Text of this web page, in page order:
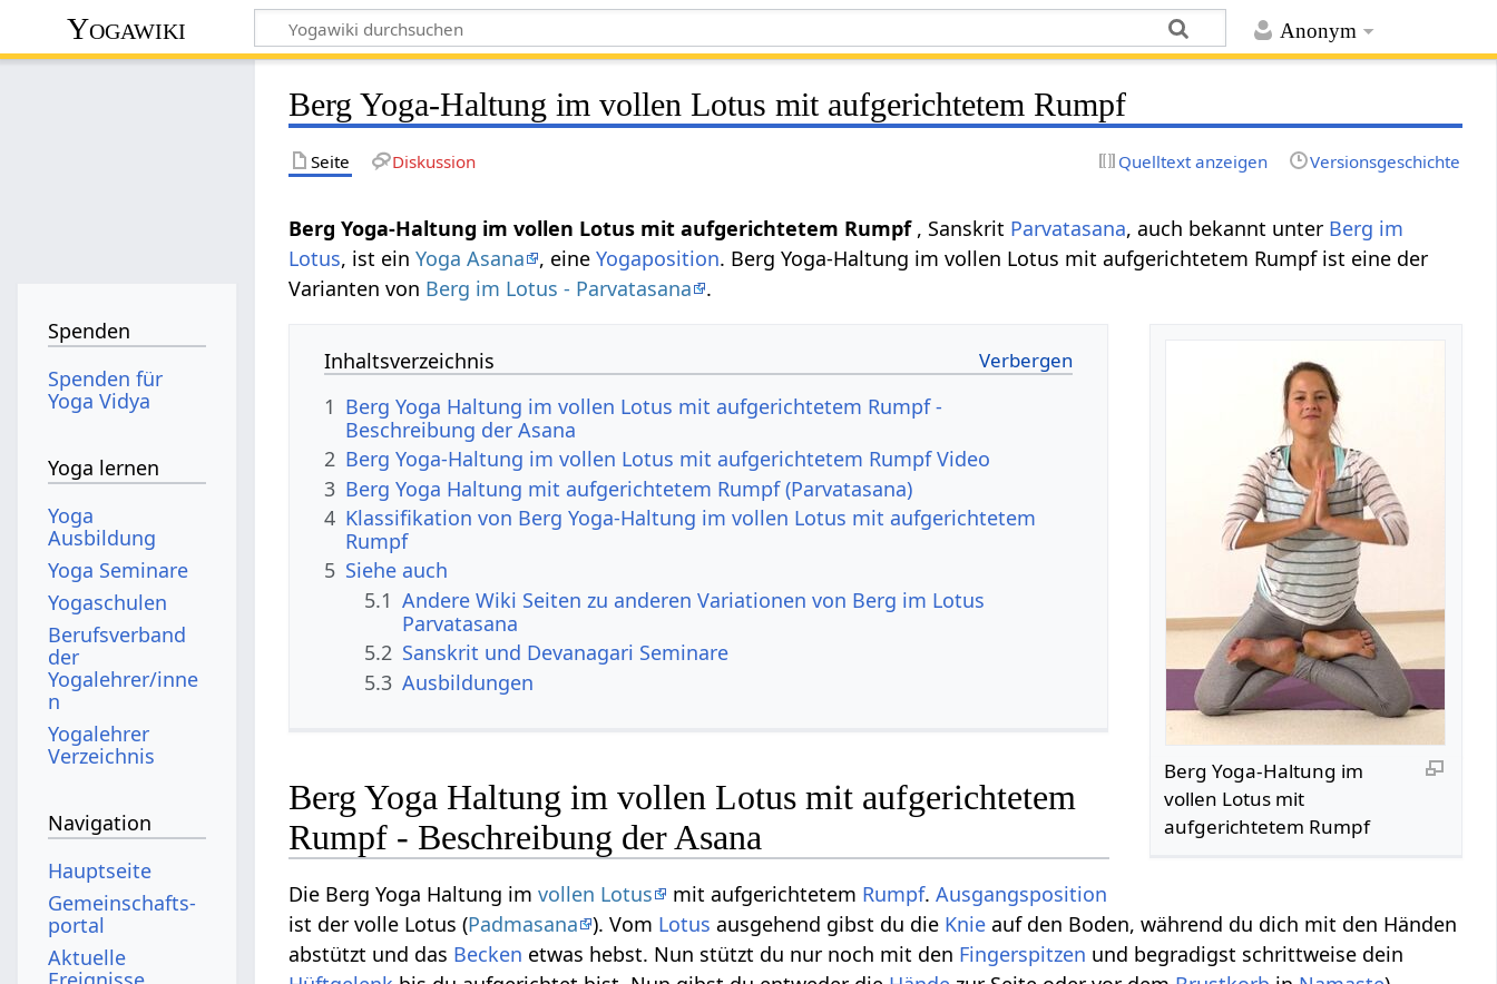
Anonym
Yogawiki
Berg Yoga-Haltung im vollen Lotus mit aufgerichtetem Rumpf
Seite Diskussion Quelltext anzeigen Versionsgeschichte
Berg Yoga-Haltung im vollen Lotus mit aufgerichtetem Rumpf , Sanskrit Parvatasana, auch bekannt unter Berg im
Lotus, ist einYoga Asana , eineYogaposition. Berg Yoga-Haltung im vollen Lotus mit aufgerichtetem Rumpf ist eine der
Varianten von Berg im Lotus - Parvatasana .
Berg Yoga-Haltung im
vollen Lotus mit
aufgerichtetem Rumpf
Inhaltsverzeichnis
1 Berg Yoga Haltung im vollen Lotus mit aufgerichtetem Rumpf -
Beschreibung der Asana
2 Berg Yoga-Haltung im vollen Lotus mit aufgerichtetem Rumpf Video
3 Berg Yoga Haltung mit aufgerichtetem Rumpf (Parvatasana)
4 Klassifikation von Berg Yoga-Haltung im vollen Lotus mit aufgerichtetem
Rumpf
5 Siehe auch
5.1 Andere Wiki Seiten zu anderen Variationen von Berg im Lotus
Parvatasana
5.2 Sanskrit und Devanagari Seminare
5.3 Ausbildungen
Berg Yoga Haltung im vollen Lotus mit aufgerichtetem
Rumpf - Beschreibung der Asana
Die Berg Yoga Haltung imvollen Lotus mit aufgerichtetem Rumpf.Ausgangsposition
ist der volle Lotus (Padmasana ). Vom Lotus ausgehend gibst du die Knie auf den Boden, während du dich mit den Händen
abstützt und das Becken etwas hebst. Nun stützt du nur noch mit den Fingerspitzen und begradigst schrittweise dein
Spenden
Spenden für
Yoga Vidya
Yoga lernen
Yoga
Ausbildung
Yoga Seminare
Yogaschulen
Berufsverband
der
Yogalehrer/inne
n
Yogalehrer
Verzeichnis
Navigation
Hauptseite
Gemeinschafts­
portal
Aktuelle